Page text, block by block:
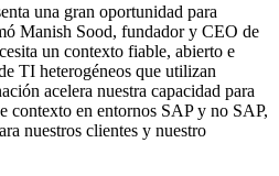
una gran oportunidad para
Manish Sood, fundador y CEO de
un contexto fiable, abierto e
TI heterogéneos que utilizan
acelera nuestra capacidad para
contexto en entornos SAP y no SAP,
nuestros clientes y nuestro